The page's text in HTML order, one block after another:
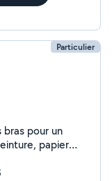
Particulier
papier
anciens,